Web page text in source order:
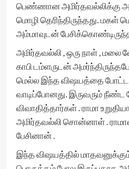
பெண்ணான
மொழி தெரிந்திருந்தது.
அம்மாவுடன்
அமிர்தவல்லி , ஒரு நாள் ,
காபி டம்ளருடன்
மெல்ல இந்த விஷயத்தை
வாடிப்போனது. இருவரும் நீண்ட
விவாதித்தார்கள் . ராமா
அமிர்தவல்லி சொன்னாள் .
பேசினான் .
இந்த விஷயத்தில் மாதவனுக்கும்